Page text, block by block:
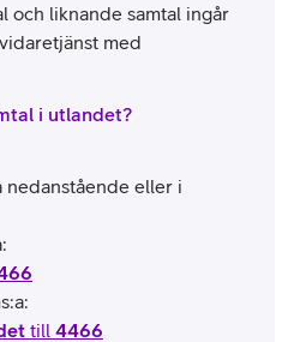
och liknande samtal ingår
med
i utlandet?
nedanstående eller i
till 4466